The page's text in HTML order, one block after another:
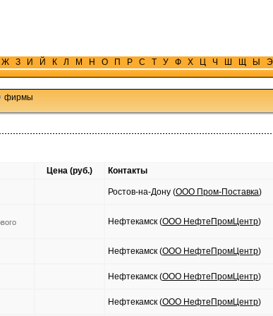
Ж З И Й К Л М Н О П Р С Т У Ф Х Ц Ч Ш Щ Ы Э
фирмы
Цена (руб.)
Контакты
Ростов-на-Дону (ООО Пром-Поставка)
Нефтекамск (ООО НефтеПромЦентр)
Нефтекамск (ООО НефтеПромЦентр)
Нефтекамск (ООО НефтеПромЦентр)
Нефтекамск (ООО НефтеПромЦентр)